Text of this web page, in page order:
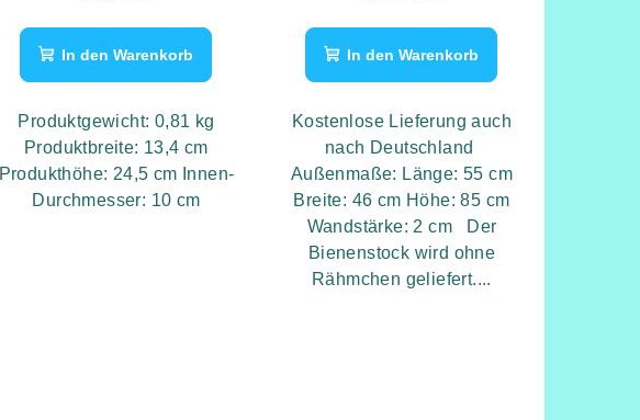
In den Warenkorb
Produktgewicht: 0,81 kg
Produktbreite: 13,4 cm
Produkthöhe: 24,5 cm Innen-
Durchmesser: 10 cm
In den Warenkorb
Kostenlose Lieferung auch
nach Deutschland
Außenmaße: Länge: 55 cm
Breite: 46 cm Höhe: 85 cm
Wandstärke: 2 cm Der
Bienenstock wird ohne
Rähmchen geliefert....